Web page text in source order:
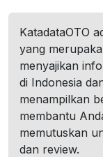
KatadataOTO
yang
menyajikan
di Indonesia
menampilkan
membantu
memutuskan
dan review.